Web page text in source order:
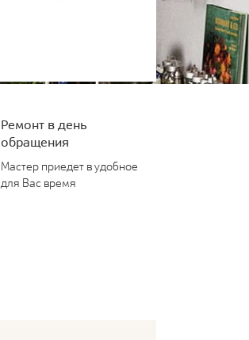
Ремонт в день
обращения
Мастер приедет в удобное
для Вас время